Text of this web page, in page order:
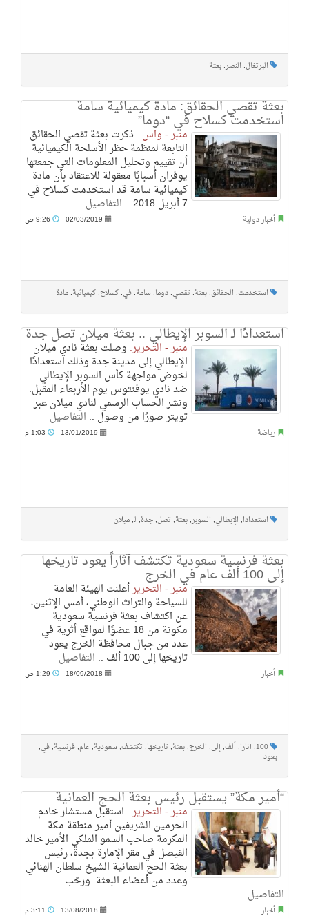
البرتغال, النصر, بعثة
بعثة تقصي الحقائق: مادة كيميائية سامة
استخدمت كسلاح في “دوما”
منبر - واس : ذكرت بعثة تقصي الحقائق
التابعة لمنظمة حظر الأسلحة الكيميائية
أن تقييم وتحليل المعلومات التي جمعتها
يوفران أسبابًا معقولة للاعتقاد بأن مادة
كيميائية سامة قد استخدمت كسلاح في
7 أبريل 2018 .. التفاصيل
أخبار دولية 02/03/2019
استخدمت, الحقائق, بعثة, تقصي, دوما, سامة, في, كسلاح, كيميائية, مادة
استعدادًا لـ السوبر الإيطالي .. بعثة ميلان تصل جدة
منبر - التحرير: وصلت بعثة نادي ميلان
الإيطالي إلى مدينة جدة وذلك استعدادًا
لخوض مواجهة كأس السوبر الإيطالي
ضد نادي يوفنتوس يوم الأربعاء المقبل.
ونشر الحساب الرسمي لنادي ميلان عبر
تويتر صورًا من وصول .. التفاصيل
رياضة 13/01/2019
استعدادا, الإيطالي, السوبر, بعثة, تصل, جدة, لـ, ميلان
بعثة فرنسية سعودية تكتشف آثاراً يعود تاريخها
إلى 100 ألف عام في الخرج
منبر - التحريرأعلنت الهيئة العامة
للسياحة والتراث الوطني، أمس الإثنين،
عن اكتشاف بعثة فرنسية سعودية
مكونة من 18 عضوًا لمواقع أثرية في
عدد من جبال محافظة الخرج يعود
تاريخها إلى 100 ألف .. التفاصيل
أخبار 18/09/2018
100
, آثارا, ألف, إلى, الخرج, بعثة, تاريخها, تكتشف, سعودية, عام, فرنسية, في,
يعود
“أمير مكة” يستقبل رئيس بعثة الحج العمانية
منبر - التحرير : استقبل مستشار خادم
الحرمين الشريفين أمير منطقة مكة
المكرمة صاحب السمو الملكي الأمير خالد
الفيصل في مقر الإمارة بجدة، رئيس
بعثة الحج العمانية الشيخ سلطان الهنائي
وعدد من أعضاء البعثة. ورحّب ..
التفاصيل
أخبار 13/08/2018